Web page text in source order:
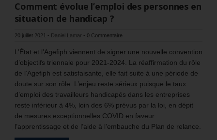
Comment évolue l’emploi des personnes en
situation de handicap ?
20 juillet 2021 - Daniel Lamar - 0 Commentaire
L’État et l’Agefiph viennent de signer une nouvelle convention
d’objectifs triennale pour 2021-2024. La réaffirmation du rôle
de l’Agefiph est satisfaisante, elle fait suite à une période de
doute sur son rôle. L’enjeu reste sérieux puisque le taux
d’emploi des travailleurs handicapés dans les entreprises
reste inférieur à 4%, loin des 6% prévus par la loi, en dépit
de mesures exceptionnelles COVID en faveur
l’apprentissage et de l’aide à l’embauche du Plan de relance.